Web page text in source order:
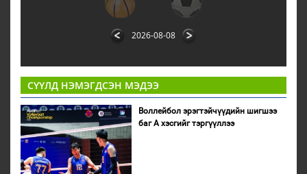
2026-08-08
СҮҮЛД НЭМЭГДСЭН МЭДЭЭ
Воллейбол эрэгтэйчүүдийн шигшээ
баг А хэсгийг тэргүүллээ